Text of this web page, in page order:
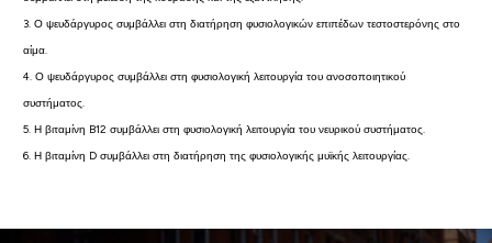
3. Ο ψευδάργυρος συμβάλλει στη διατήρηση φυσιολογικών επιπέδων τεστοστερόνης στο
αίμα.
4. Ο ψευδάργυρος συμβάλλει στη φυσιολογική λειτουργία του ανοσοποιητικού
συστήματος.
5. Η βιταμίνη B12 συμβάλλει στη φυσιολογική λειτουργία του νευρικού συστήματος.
6. Η βιταμίνη D συμβάλλει στη διατήρηση της φυσιολογικής μυϊκής λειτουργίας.